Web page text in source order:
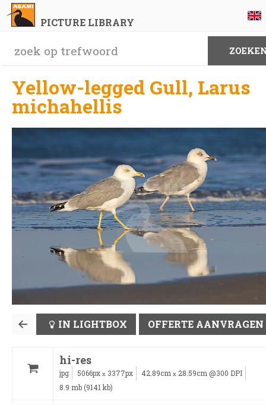
PICTURE LIBRARY
Yellow-legged Gull, Larus
michahellis
IN LIGHTBOX OFFERTE AANVRAGEN
hi-res
jpg 5066px x 3377px 42.89cm x 28.59cm @300 DPI
8.9 mb (9141 kb)